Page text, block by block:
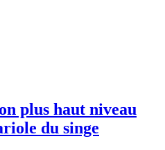
plus haut niveau
du singe